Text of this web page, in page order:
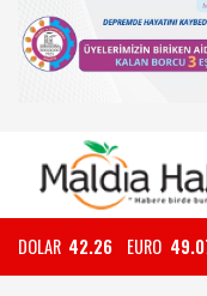
DOLAR 42.26 EURO